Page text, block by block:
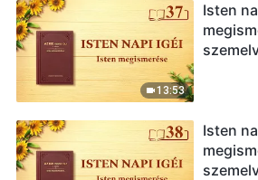
13:53
Isten
Isten